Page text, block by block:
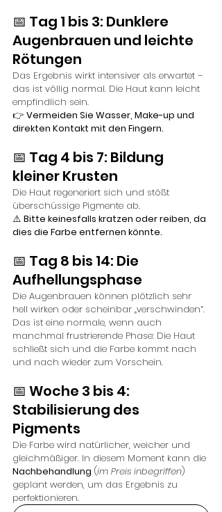
📅 Tag 1 bis 3: Dunklere
Augenbrauen und leichte
Rötungen
Das Ergebnis wirkt intensiver als erwartet –
das ist völlig normal. Die Haut kann leicht
empfindlich sein.
👉 Vermeiden Sie Wasser, Make-up und
direkten Kontakt mit den Fingern.
📅 Tag 4 bis 7: Bildung
kleiner Krusten
Die Haut regeneriert sich und stößt
überschüssige Pigmente ab.
⚠️ Bitte keinesfalls kratzen oder reiben, da
dies die Farbe entfernen könnte.
📅 Tag 8 bis 14: Die
Aufhellungsphase
Die Augenbrauen können plötzlich sehr
hell wirken oder scheinbar „verschwinden“.
Das ist eine normale, wenn auch
manchmal frustrierende Phase: Die Haut
schließt sich und die Farbe kommt nach
und nach wieder zum Vorschein.
📅 Woche 3 bis 4:
Stabilisierung des
Pigments
Die Farbe wird natürlicher, weicher und
gleichmäßiger. In diesem Moment kann die
Nachbehandlung (im Preis inbegriffen)
geplant werden, um das Ergebnis zu
perfektionieren.